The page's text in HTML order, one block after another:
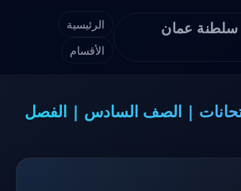
سلطنة عمان
الرئيسية
الأقسام
| الصف السادس | الفصل